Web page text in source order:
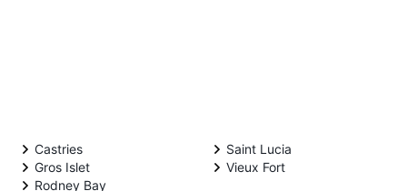
Castries
Gros Islet
Rodney Bay
Saint Lucia
Vieux Fort